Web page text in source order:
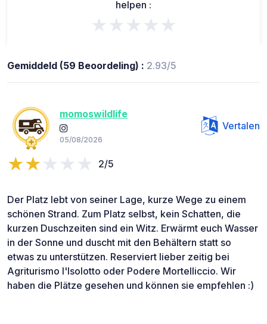
helpen :
★★★★★
Gemiddeld (59 Beoordeling) : 2.93/5
momoswildlife
05/08/2026
Vertalen
2/5
Der Platz lebt von seiner Lage, kurze Wege zu einem
schönen Strand. Zum Platz selbst, kein Schatten, die
kurzen Duschzeiten sind ein Witz. Erwärmt euch Wasser
in der Sonne und duscht mit den Behältern statt so
etwas zu unterstützen. Reserviert lieber zeitig bei
Agriturismo I'Isolotto oder Podere Mortelliccio. Wir
haben die Plätze gesehen und können sie empfehlen :)